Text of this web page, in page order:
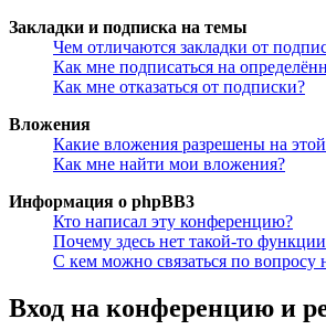
Закладки и подписка на темы
Чем отличаются закладки от
Как мне подписаться на
Как мне отказаться от подписки?
Вложения
Какие вложения разрешены на
Как мне найти мои вложения?
Информация о phpBB3
Кто написал эту конференцию?
Почему здесь нет такой-то
С кем можно связаться по вопросу
Вход на конференцию и